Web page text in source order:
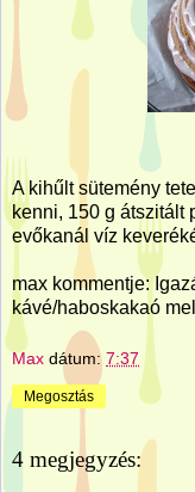
A kihűlt sütemény
kenni, 150 g átszitált
evőkanál víz
max kommentje:
kávé/haboskakaó
Max dátum:7:37
Megosztás
4 megjegyzés: